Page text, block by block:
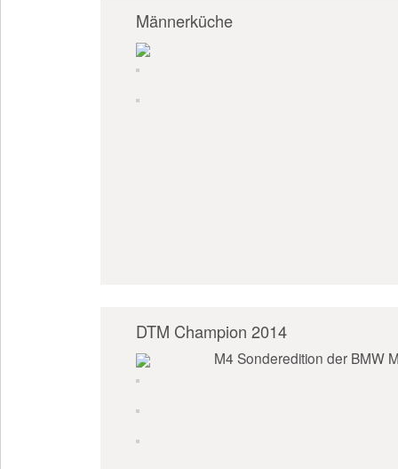
Männerküche
DTM Champion 2014
M4 Sonderedition der BMW